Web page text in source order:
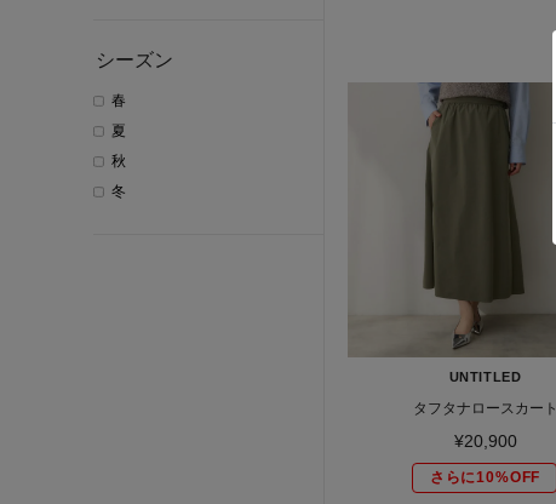
シーズン
春
夏
秋
冬
UNTITLED
タフタナロースカート
¥20,900
さらに10%OFF